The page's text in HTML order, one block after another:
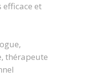
et
thérapeute